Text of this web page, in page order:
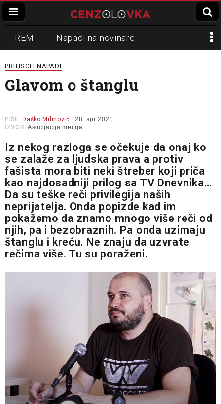
REM Napadi na novinare
Zvučni top
Propaganda Lokalni mediji
PRITISCI I NAPADI
Glavom o štanglu
PIŠE: Daško Milinović | 28. apr 2021.
IZVOR: Asocijacija medija
Iz nekog razloga se očekuje da onaj ko
se zalaže za ljudska prava a protiv
fašista mora biti neki štreber koji priča
kao najdosadniji prilog sa TV Dnevnika…
Da su teške reči privilegija naših
neprijatelja. Onda popizde kad im
pokažemo da znamo mnogo više reči od
njih, pa i bezobraznih. Pa onda uzimaju
štanglu i kreću. Ne znaju da uzvrate
rečima više. Tu su poraženi.